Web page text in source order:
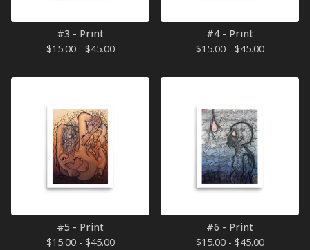
#3 - Print
$15.00 - $45.00
#4 - Print
$15.00 - $45.00
#5 - Print
$15.00 - $45.00
#6 - Print
$15.00 - $45.00